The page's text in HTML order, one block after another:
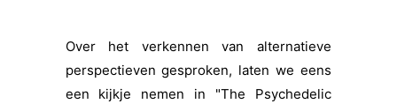
Over het verkennen van alternatieve
perspectieven gesproken, laten we eens
een kijkje nemen in "The Psychedelic